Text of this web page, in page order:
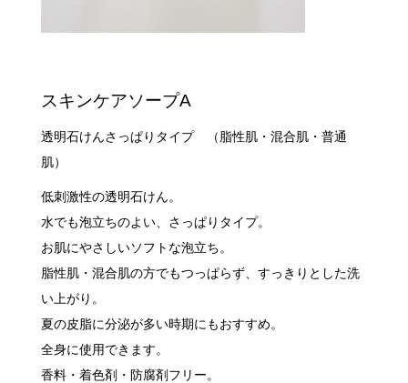
スキンケアソープA
透明石けんさっぱりタイプ （脂性肌・混合肌・普通
肌）
低刺激性の透明石けん。
水でも泡立ちのよい、さっぱりタイプ。
お肌にやさしいソフトな泡立ち。
脂性肌・混合肌の方でもつっぱらず、すっきりとした洗
い上がり。
夏の皮脂に分泌が多い時期にもおすすめ。
全身に使用できます。
香料・着色剤・防腐剤フリー。